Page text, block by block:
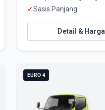
✓Sasis Panjang
Detail & Harga
EURO 4